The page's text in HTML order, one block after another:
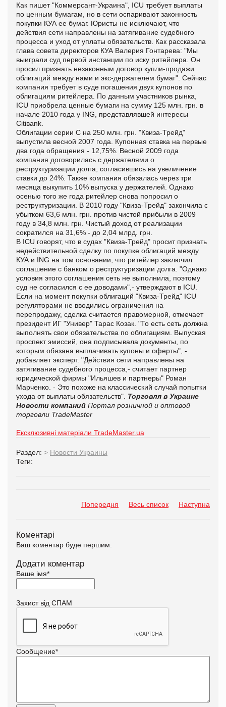
Как пишет "Коммерсант-Украина", ICU требует выплаты
по ценным бумагам, но в сети оспаривают законность
покупки КУА ее бумаг. Юристы не исключают, что
действия сети направлены на затягивание судебного
процесса и уход от уплаты обязательств. Как рассказала
глава совета директоров КУА Валерия Гонтарева: "Мы
выиграли суд первой инстанции по иску ритейлера. Он
просил признать незаконным договор купли-продажи
облигаций между нами и экс-держателем бумаг". Сейчас
компания требует в суде погашения двух купонов по
облигациям ритейлера. По данным участников рынка,
ICU приобрела ценные бумаги на сумму 125 млн. грн. в
начале 2010 года у ING, представлявшей интересы
Сitiвank.
Облигации серии С на 250 млн. грн. "Квиза-Трейд"
выпустила весной 2007 года. Купонная ставка на первые
два года обращения - 12,75%. Весной 2009 года
компания договорилась с держателями о
реструктуризации долга, согласившись на увеличение
ставки до 24%. Также компания обязалась через три
месяца выкупить 10% выпуска у держателей. Однако
осенью того же года ритейлер снова попросил о
реструктуризации. В 2010 году "Квиза-Трейд" закончила с
убытком 63,6 млн. грн. против чистой прибыли в 2009
году в 34,8 млн. грн. Чистый доход от реализации
сократился на 31,6% - до 2,04 млрд. грн.
В ICU говорят, что в судах "Квиза-Трейд" просит признать
недействительной сделку по покупке облигаций между
КУА и ING на том основании, что ритейлер заключил
соглашение с банком о реструктуризации долга. "Однако
условия этого соглашения сеть не выполнила, поэтому
суд не согласился с ее доводами",- утверждают в ICU.
Если на момент покупки облигаций "Квиза-Трейд" ICU
регуляторами не вводились ограничения на
перепродажу, сделка считается правомерной, отмечает
президент ИГ "Универ" Тарас Козак. "То есть сеть должна
выполнять свои обязательства по облигациям. Выпуская
проспект эмиссий, она подписывала документы, по
которым обязана выплачивать купоны и оферты", -
добавляет эксперт. "Действия сети направлены на
затягивание судебного процесса,- считает партнер
юридической фирмы "Ильяшев и партнеры" Роман
Марченко. - Это похоже на классический случай попытки
ухода от выплаты обязательств". Торговля в Украине
Новости компаний Портал розничной и оптовой
торговли TradeMaster
Ексклюзивні матеріали TradeMaster.ua
Раздел: > Новости Украины
Теги:
Попередня Весь список Наступна
Коментарі
Ваш коментар буде першим.
Додати коментар
Ваше імя*
Захист від СПАМ
Сообщение*